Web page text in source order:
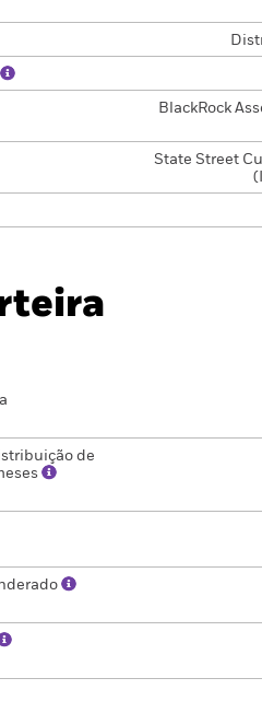
BlackRock
State Street
de